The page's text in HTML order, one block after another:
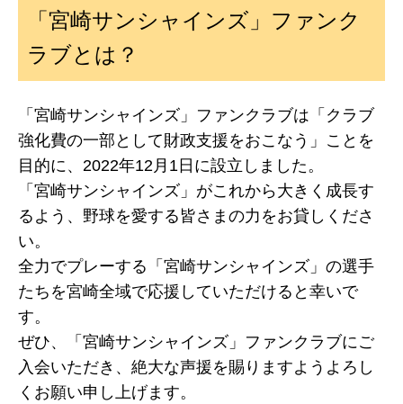
「宮崎サンシャインズ」ファンク
ラブとは？
「宮崎サンシャインズ」ファンクラブは「クラブ
強化費の一部として財政支援をおこなう」ことを
目的に、2022年12月1日に設立しました。
「宮崎サンシャインズ」がこれから大きく成長す
るよう、野球を愛する皆さまの力をお貸しくださ
い。
全力でプレーする「宮崎サンシャインズ」の選手
たちを宮崎全域で応援していただけると幸いで
す。
ぜひ、「宮崎サンシャインズ」ファンクラブにご
入会いただき、絶大な声援を賜りますようよろし
くお願い申し上げます。